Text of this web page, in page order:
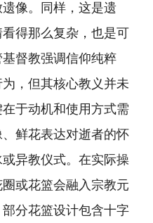
像。同样，这是遗
得那么复杂，也是可
督教强调信仰纯粹
，但其核心教义并未
于动机和使用方式需
鲜花表达对逝者的怀
异教仪式。在实际操
或花篮会融入宗教元
分花篮设计包含十字